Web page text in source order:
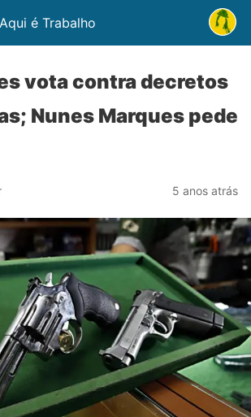
é Trabalho
vota contra decretos
Nunes Marques pede
5 anos atrás